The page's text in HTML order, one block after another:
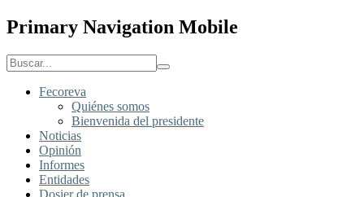
Primary Navigation Mobile
Fecoreva
Quiénes somos
Bienvenida del presidente
Noticias
Opinión
Informes
Entidades
Dosier de prensa